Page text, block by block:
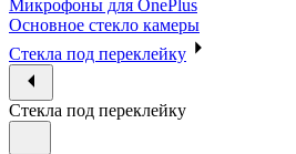
Микрофоны для OnePlus
Основное стекло камеры
Стекла под переклейку
Стекла под переклейку